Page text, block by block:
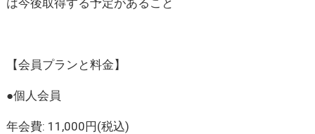
は今後取得する予定があること
【会員プランと料金】
●個人会員
年会費: 11,000円(税込)